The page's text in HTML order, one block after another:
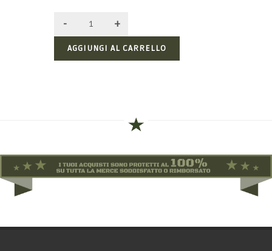
AGGIUNGI AL CARRELLO